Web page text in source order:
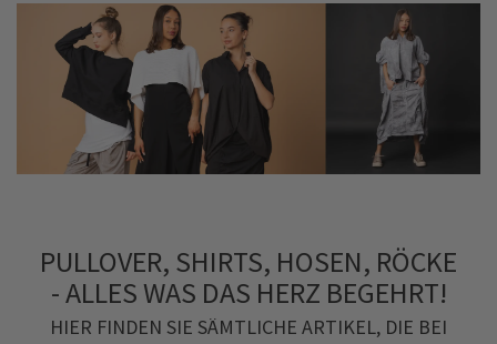
PULLOVER, SHIRTS, HOSEN, RÖCKE
- ALLES WAS DAS HERZ BEGEHRT!
HIER FINDEN SIE SÄMTLICHE ARTIKEL, DIE BEI